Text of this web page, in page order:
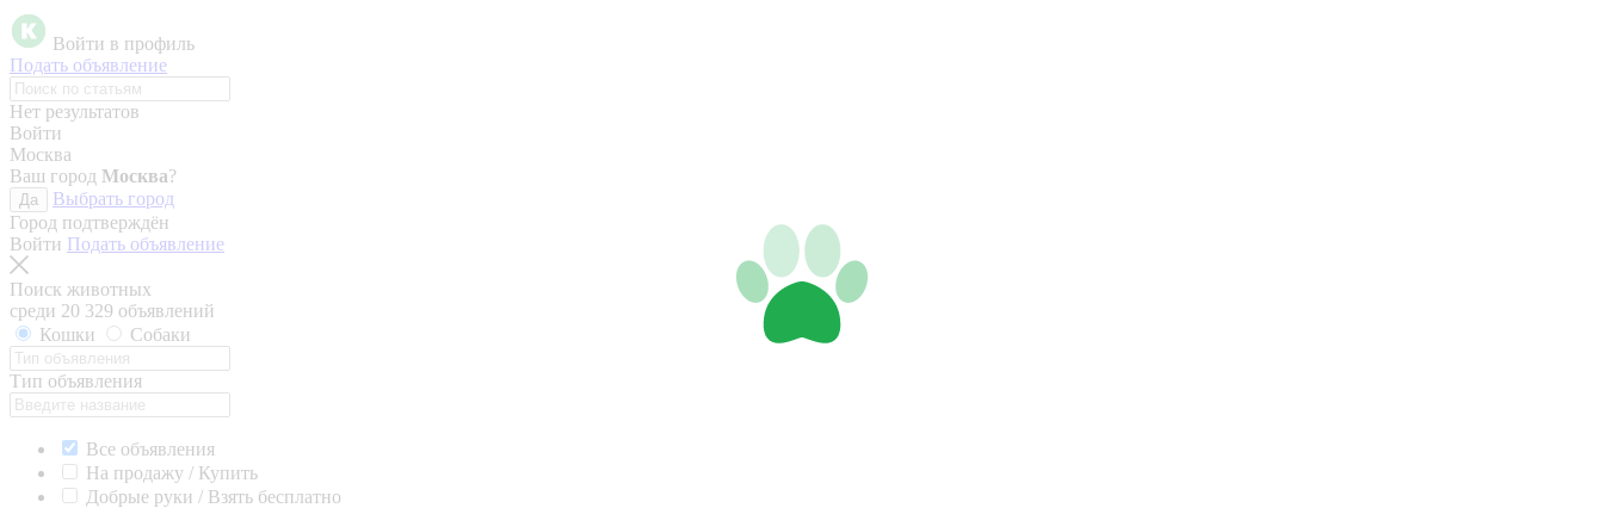
Войти в профиль
Подать объявление
Нет результатов
Войти
Москва
Ваш город Москва?
Да
Выбрать город
Город подтверждён
Войти Подать объявление
Поиск животных
среди 20 329 объявлений
Кошки
Собаки
Тип объявления
Все объявления
На продажу / Купить
Добрые руки / Взять бесплатно